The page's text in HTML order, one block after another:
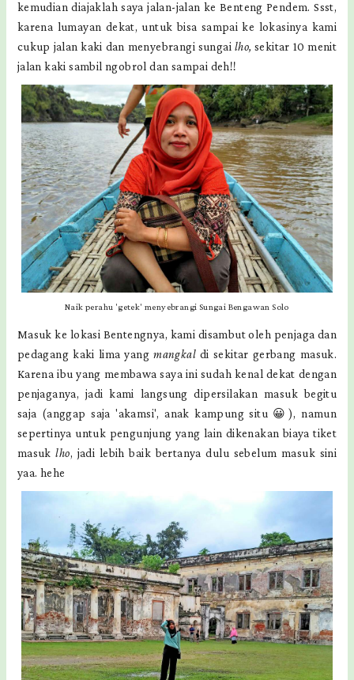
kemudian diajaklah saya jalan-jalan ke Benteng Pendem. Ssst,
karena lumayan dekat, untuk bisa sampai ke lokasinya kami
cukup jalan kaki dan menyebrangi sungai lho,sekitar 10 menit
jalan kaki sambil ngobrol dan sampai deh!!
Naik perahu 'getek' menyebrangi Sungai Bengawan Solo
Masuk ke lokasi Bentengnya, kami disambut oleh penjaga dan
pedagang kaki lima yangmangkal di sekitar gerbang masuk.
Karena ibu yang membawa saya ini sudah kenal dekat dengan
penjaganya, jadi kami langsung dipersilakan masuk begitu
saja (anggap saja 'akamsi', anak kampung situ 😀), namun
sepertinya untuk pengunjung yang lain dikenakan biaya tiket
masuklho, jadi lebih baik bertanya dulu sebelum masuk sini
yaa. hehe